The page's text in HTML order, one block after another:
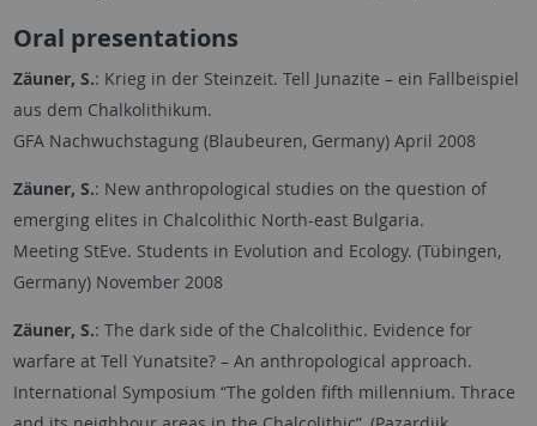
Oral presentations
Zäuner, S.: Krieg in der Steinzeit. Tell Junazite – ein Fallbeispiel
aus dem Chalkolithikum.
GFA Nachwuchstagung (Blaubeuren, Germany) April 2008
Zäuner, S.: New anthropological studies on the question of
emerging elites in Chalcolithic North-east Bulgaria.
Meeting StEve. Students in Evolution and Ecology. (Tübingen,
Germany) November 2008
Zäuner, S.: The dark side of the Chalcolithic. Evidence for
warfare at Tell Yunatsite? – An anthropological approach.
International Symposium “The golden fifth millennium. Thrace